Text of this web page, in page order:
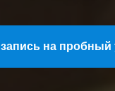
запись на пробный